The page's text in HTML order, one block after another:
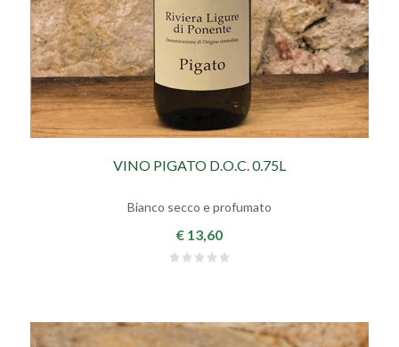
VINO PIGATO D.O.C. 0.75L
Bianco secco e profumato
€ 13,60